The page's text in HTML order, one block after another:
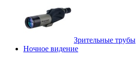
Зрительные трубы
Ночное видение